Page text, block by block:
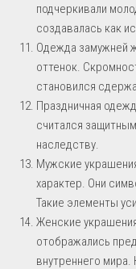
подчеркивали
создавалась как
Одежда замужней
оттенок.
становился
Праздничная
считался
наследству.
Мужские
характер. Они
Такие элементы
Женские
отображались
внутреннего